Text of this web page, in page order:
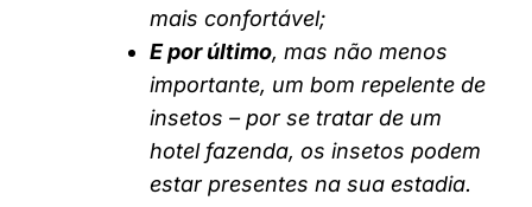
mais confortável;
E por último, mas não menos
importante, um bom repelente de
insetos – por se tratar de um
hotel fazenda, os insetos podem
estar presentes na sua estadia.